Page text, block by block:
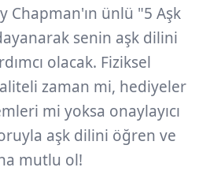
Chapman'ın ünlü "5 Aşk
senin aşk dilini
olacak. Fiziksel
zaman mi, hediyeler
mi yoksa onaylayıcı
aşk dilini öğren ve
mutlu ol!